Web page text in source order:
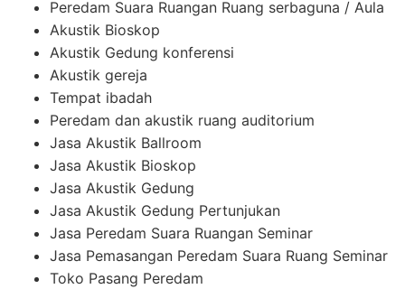
Peredam Suara Ruangan Ruang serbaguna / Aula
Akustik Bioskop
Akustik Gedung konferensi
Akustik gereja
Tempat ibadah
Peredam dan akustik ruang auditorium
Jasa Akustik Ballroom
Jasa Akustik Bioskop
Jasa Akustik Gedung
Jasa Akustik Gedung Pertunjukan
Jasa Peredam Suara Ruangan Seminar
Jasa Pemasangan Peredam Suara Ruang Seminar
Toko Pasang Peredam